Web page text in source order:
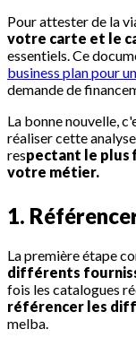
Pour attester de la
votre carte et le
essentiels. Ce
business plan pour
demande de
La bonne nouvelle,
réaliser cette
respectant le plus
votre métier.
1.
La première étape
différents
fois les catalogues
référencer les
melba.